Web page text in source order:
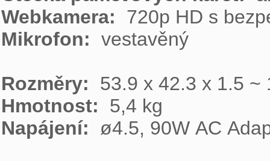
Webkamera:
Mikrofon: vestavěný
Rozměry:
Hmotnost:
Napájení:
ø4.5, 90W AC